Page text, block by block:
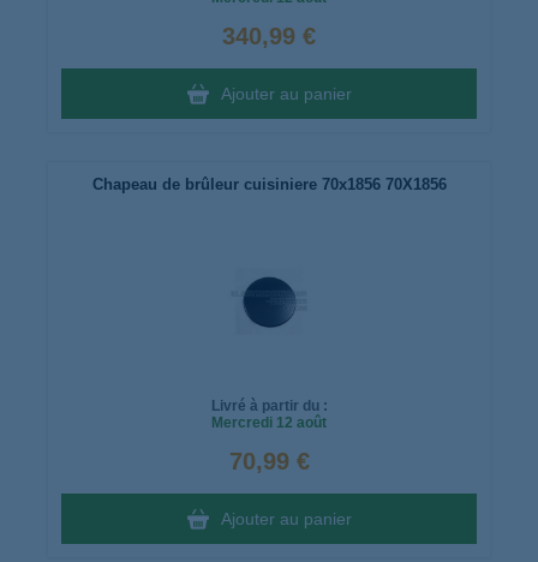
340,99 €
Ajouter au panier
Chapeau de brûleur cuisiniere 70x1856 70X1856
Livré à partir du :
Mercredi 12 août
70,99 €
Ajouter au panier